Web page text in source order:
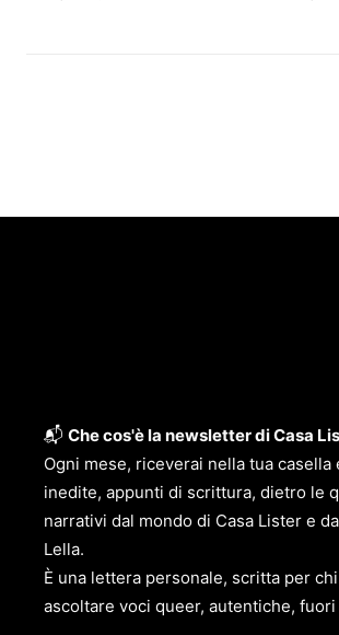
📬 Che cos'è la newsletter di Casa
Ogni mese, riceverai nella tua casella
inedite, appunti di scrittura, dietro le
narrativi dal mondo di Casa Lister e
Lella.
È una lettera personale, scritta per
ascoltare voci queer, autentiche,